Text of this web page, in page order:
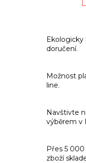
Ekologicky
doručení.
Možnost
line.
Navštivte
výběrem v
Přes 5
zboží